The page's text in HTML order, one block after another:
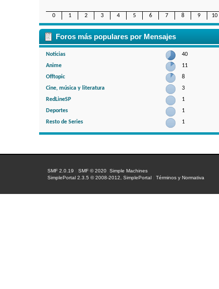
0 1 2 3 4 5 6 7 8 9 10
Foros más populares por Mensajes
Noticias
40
Anime
11
Offtopic
8
Cine, música y literatura
3
RedLineSP
1
Deportes
1
Resto de Series
1
SMF 2.0.19 |SMF © 2020 ,Simple Machines
SimplePortal 2.3.5 © 2008-2012, SimplePortal
|Términos y Normativa